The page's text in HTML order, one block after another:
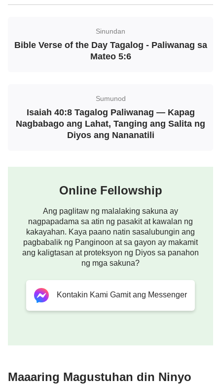
Sinundan
Bible Verse of the Day Tagalog - Paliwanag sa
Mateo 5:6
Sumunod
Isaiah 40:8 Tagalog Paliwanag — Kapag
Nagbabago ang Lahat, Tanging ang Salita ng
Diyos ang Nananatili
Online Fellowship
Ang paglitaw ng malalaking sakuna ay
nagpapadama sa atin ng pasakit at kawalan ng
kakayahan. Kaya paano natin sasalubungin ang
pagbabalik ng Panginoon at sa gayon ay makamit
ang kaligtasan at proteksyon ng Diyos sa panahon
ng mga sakuna?
Kontakin Kami Gamit ang Messenger
Maaaring Magustuhan din Ninyo